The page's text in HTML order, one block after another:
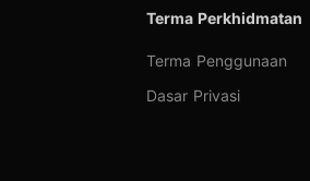
Terma Perkhidmatan
Terma Penggunaan
Dasar Privasi